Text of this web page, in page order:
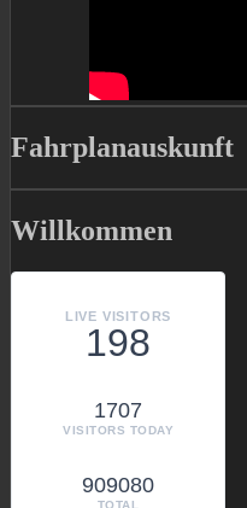
Fahrplanauskunft
Willkommen
LIVE VISITORS
198
1707
VISITORS TODAY
909080
TOTAL